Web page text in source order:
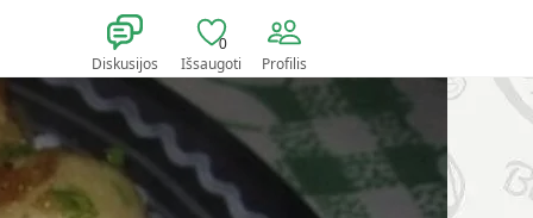
Diskusijos
0
Išsaugoti Profilis